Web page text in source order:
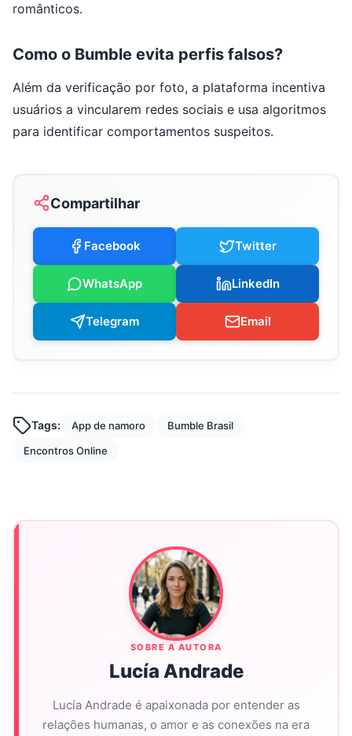
românticos.
Como o Bumble evita perfis falsos?
Além da verificação por foto, a plataforma incentiva
usuários a vincularem redes sociais e usa algoritmos
para identificar comportamentos suspeitos.
Compartilhar
Facebook Twitter
WhatsApp LinkedIn
Telegram Email
Tags: App de namoro
Bumble Brasil
Encontros Online
SOBRE A AUTORA
Lucía Andrade
Lucía Andrade é apaixonada por entender as
relações humanas, o amor e as conexões na era